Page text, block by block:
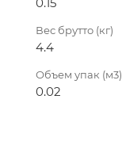
Вес брутто (кг)
4.4
Объем упак (м3)
0.02